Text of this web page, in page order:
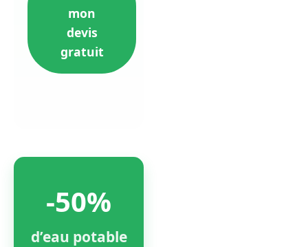
mon
devis
gratuit
-50%
d’eau potable